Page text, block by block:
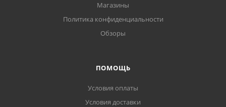
Магазины
Политика конфиденциальности
Обзоры
ПОМОЩЬ
Условия оплаты
Условия доставки